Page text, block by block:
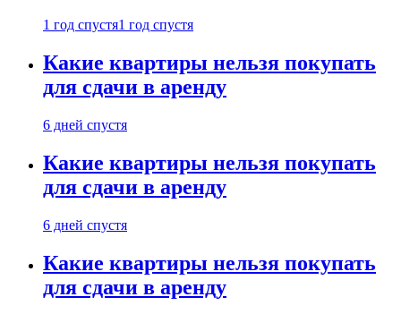
1 год спустя1 год спустя
Какие квартиры нельзя покупать
для сдачи в аренду
6 дней спустя
Какие квартиры нельзя покупать
для сдачи в аренду
6 дней спустя
Какие квартиры нельзя покупать
для сдачи в аренду